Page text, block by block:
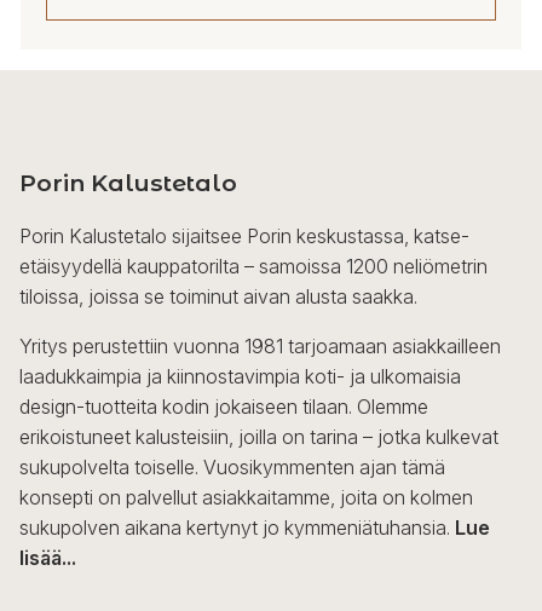
Porin Kalustetalo
Porin Kalustetalo sijaitsee Porin keskustassa, katse-
etäisyydellä kauppatorilta – samoissa 1200 neliömetrin
tiloissa, joissa se toiminut aivan alusta saakka.
Yritys perustettiin vuonna 1981 tarjoamaan asiakkailleen
laadukkaimpia ja kiinnostavimpia koti- ja ulkomaisia
design-tuotteita kodin jokaiseen tilaan. Olemme
erikoistuneet kalusteisiin, joilla on tarina – jotka kulkevat
sukupolvelta toiselle. Vuosikymmenten ajan tämä
konsepti on palvellut asiakkaitamme, joita on kolmen
sukupolven aikana kertynyt jo kymmeniätuhansia. Lue
lisää...